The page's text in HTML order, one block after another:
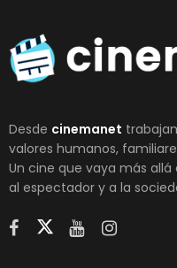
Desde cinemanet
valores humanos,
Un cine que vaya más
al espectador y a la